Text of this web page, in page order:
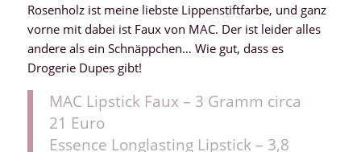
Rosenholz ist meine liebste Lippenstiftfarbe, und ganz
vorne mit dabei ist Faux von MAC. Der ist leider alles
andere als ein Schnäppchen… Wie gut, dass es
Drogerie Dupes gibt!
MAC Lipstick Faux – 3 Gramm circa
21 Euro
Essence Longlasting Lipstick – 3,8